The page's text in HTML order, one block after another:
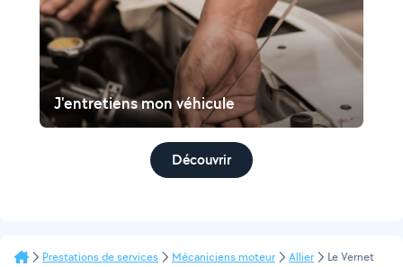
J'entretiens mon véhicule
Découvrir
Prestations de services Mécaniciens moteur Allier Le Vernet